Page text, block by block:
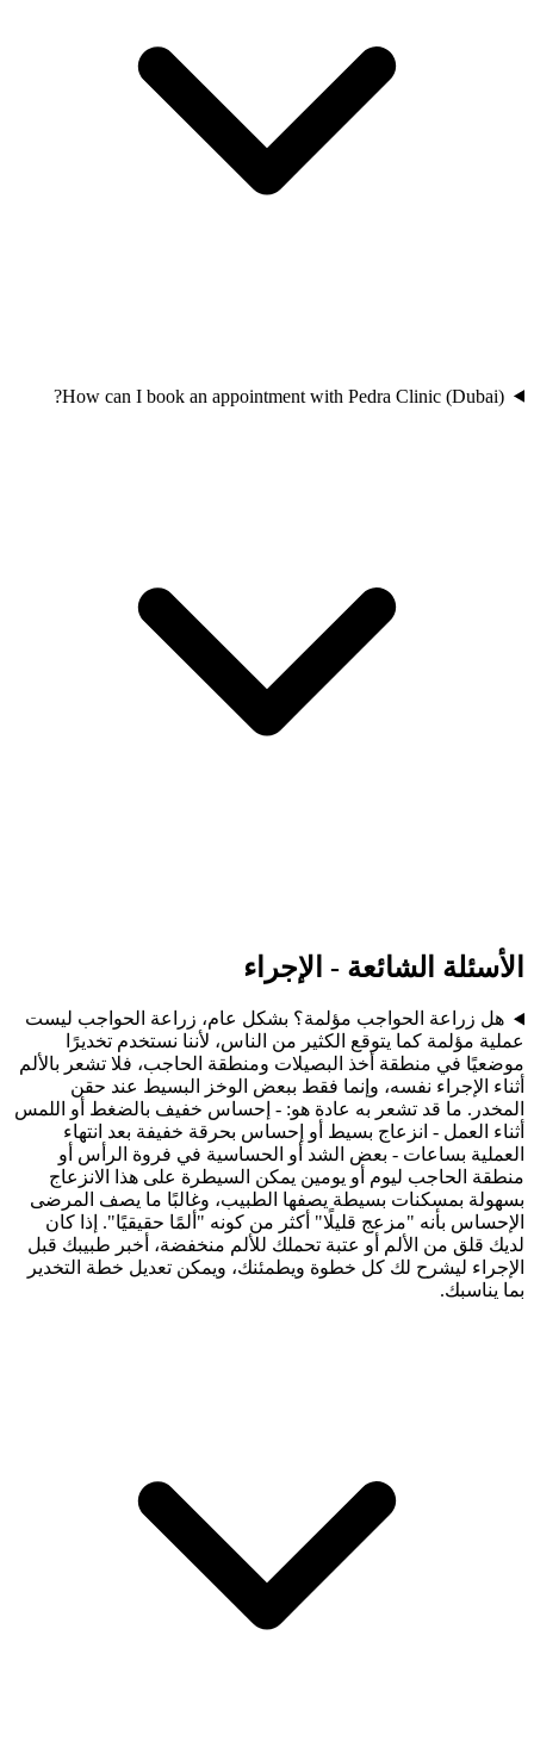
How can I book an appointment with Pedra Clinic (Dubai)?
الأسئلة الشائعة - الإجراء
هل زراعة الحواجب مؤلمة؟ بشكل عام، زراعة الحواجب ليست
عملية مؤلمة كما يتوقع الكثير من الناس، لأننا نستخدم تخديرًا
موضعيًا في منطقة أخذ البصيلات ومنطقة الحاجب، فلا تشعر بالألم
أثناء الإجراء نفسه، وإنما فقط ببعض الوخز البسيط عند حقن
المخدر. ما قد تشعر به عادة هو: - إحساس خفيف بالضغط أو اللمس
أثناء العمل - انزعاج بسيط أو إحساس بحرقة خفيفة بعد انتهاء
العملية بساعات - بعض الشد أو الحساسية في فروة الرأس أو
منطقة الحاجب ليوم أو يومين يمكن السيطرة على هذا الانزعاج
بسهولة بمسكنات بسيطة يصفها الطبيب، وغالبًا ما يصف المرضى
الإحساس بأنه "مزعج قليلًا" أكثر من كونه "ألمًا حقيقيًا". إذا كان
لديك قلق من الألم أو عتبة تحملك للألم منخفضة، أخبر طبيبك قبل
الإجراء ليشرح لك كل خطوة ويطمئنك، ويمكن تعديل خطة التخدير
بما يناسبك.